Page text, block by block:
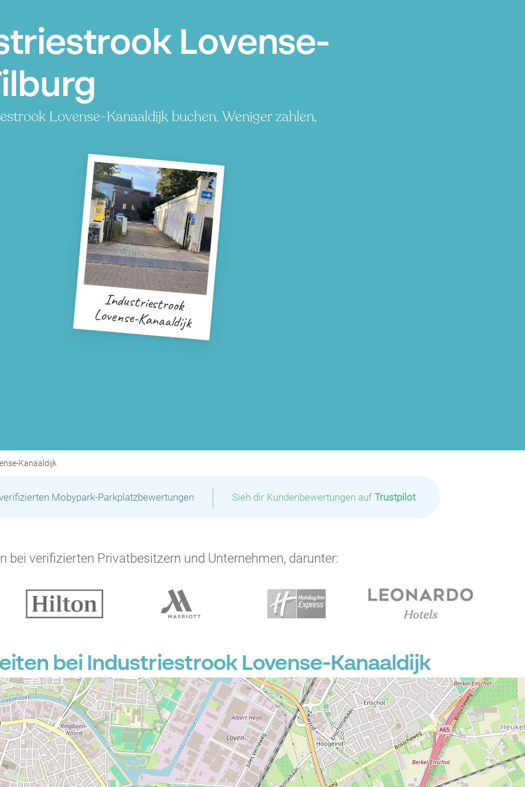
Lovense-
Lovense-Kanaaldijk buchen. Weniger zahlen,
Industriestrook
Lovense-Kanaaldijk
Kanaaldijk
Mobypark-Parkplatzbewertungen | Sieh dir Kundenbewertungen auf Trustpilot
bei verifizierten Privatbesitzern und Unternehmen, darunter:
bei Industriestrook Lovense-Kanaaldijk